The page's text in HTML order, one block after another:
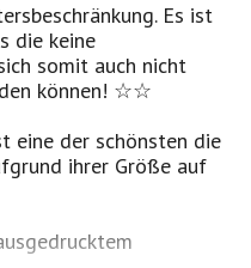
Es ist
die keine
somit auch nicht
können! ☆☆
eine der schönsten die
ihrer Größe auf